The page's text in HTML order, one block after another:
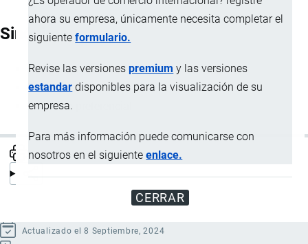
ahora su empresa, únicamente necesita completar el
siguienteformulario.
Revise las versionespremium y las versiones
estandar disponibles para la visualización de su
empresa.
Para más información puede comunicarse con
nosotros en el siguienteenlace.
CERRAR
Sinónimos
Acuerdo preferencial
Pacto preferencial
Convenio preferencial
Actualizado el 8 Septiembre, 2024